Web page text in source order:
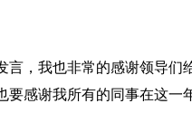
言，我也非常的感谢领导
要感谢我所有的同事在这